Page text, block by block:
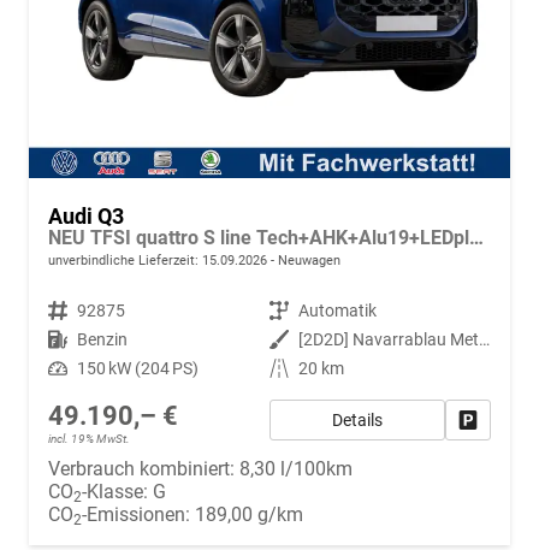
Audi Q3
NEU TFSI quattro S line Tech+AHK+Alu19+LEDplus+KlimaPlus+ExtSchwarz
unverbindliche Lieferzeit: 15.09.2026 Neuwagen
Fahrzeugnr. 92875 Getriebe Automatik
Kraftstoff Benzin Außenfarbe
[2D2D] Navarrablau Metallic
Leistung 150 kW (204 PS) Kilometerstand 20 km
49.190,– €
incl. 19% MwSt.
Details
Verbrauch kombiniert: 8,30 l/100km
CO2-Klasse: G
CO2-Emissionen: 189,00 g/km